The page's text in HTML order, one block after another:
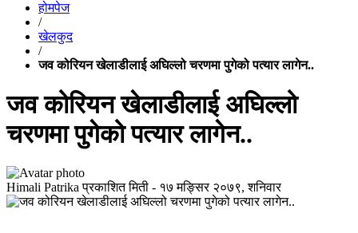
होमपेज
/
खेलकुद
/
जव कोरियन खेलाडीलाई अघिल्लो चरणमा पुगेको पत्यार लागेन..
जव कोरियन खेलाडीलाई अघिल्लो
चरणमा पुगेको पत्यार लागेन..
Himali Patrika प्रकाशित मिती - १७ मङ्सिर २०७९, शनिवार